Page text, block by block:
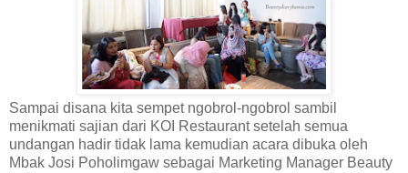
Sampai disana kita sempet ngobrol-ngobrol sambil
menikmati sajian dari KOI Restaurant setelah semua
undangan hadir tidak lama kemudian acara dibuka oleh
Mbak Josi Poholimgaw sebagai Marketing Manager Beauty